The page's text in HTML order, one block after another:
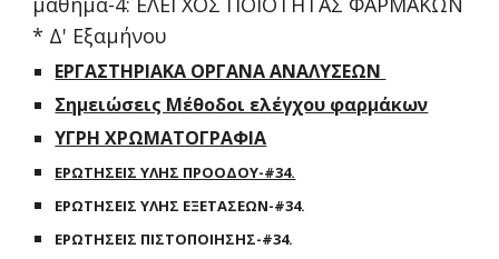
* Δ' Εξαμήνου
ΕΡΓΑΣΤΗΡΙΑΚΑ ΟΡΓΑΝΑ ΑΝΑΛΥΣΕΩΝ
Σημειώσεις Μέθοδοι ελέγχου φαρμάκων
ΥΓΡΗ ΧΡΩΜΑΤΟΓΡΑΦΙΑ
ΕΡΩΤΗΣΕΙΣ ΥΛΗΣ ΠΡΟΟΔΟΥ-#34.
ΕΡΩΤΗΣΕΙΣ ΥΛΗΣ ΕΞΕΤΑΣΕΩΝ-#34.
ΕΡΩΤΗΣΕΙΣ ΠΙΣΤΟΠΟΙΗΣΗΣ-#34.